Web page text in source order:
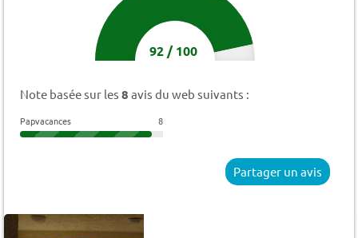
92/100
Note basée sur les 8 avis du web suivants :
Papvacances 8
Partager un avis